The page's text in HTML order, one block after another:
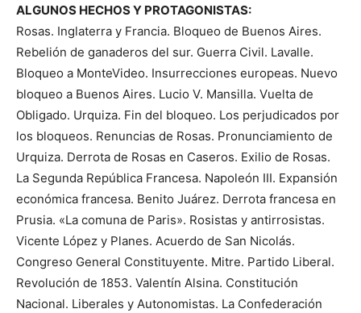
ALGUNOS HECHOS Y PROTAGONISTAS:
Rosas. Inglaterra y Francia. Bloqueo de Buenos Aires.
Rebelión de ganaderos del sur. Guerra Civil. Lavalle.
Bloqueo a MonteVideo. Insurrecciones europeas. Nuevo
bloqueo a Buenos Aires. Lucio V. Mansilla. Vuelta de
Obligado. Urquiza. Fin del bloqueo. Los perjudicados por
los bloqueos. Renuncias de Rosas. Pronunciamiento de
Urquiza. Derrota de Rosas en Caseros. Exilio de Rosas.
La Segunda República Francesa. Napoleón III. Expansión
económica francesa. Benito Juárez. Derrota francesa en
Prusia. «La comuna de Paris». Rosistas y antirrosistas.
Vicente López y Planes. Acuerdo de San Nicolás.
Congreso General Constituyente. Mitre. Partido Liberal.
Revolución de 1853. Valentín Alsina. Constitución
Nacional. Liberales y Autonomistas. La Confederación